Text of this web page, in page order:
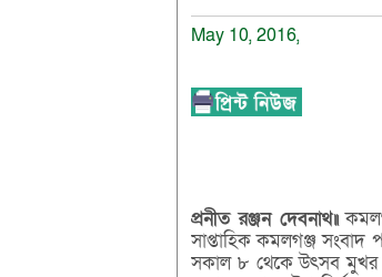
May 10, 2016,
প্রনীত রঞ্জন দেবনাথ॥
সাপ্তাহিক কমলগঞ্জ সংবাদ
সকাল ৮ থেকে উৎসব মুখর